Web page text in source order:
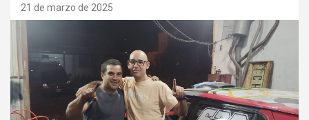
21 de marzo de 2025